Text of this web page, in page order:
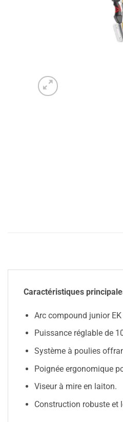
Caractéristiques
Arc compound junior
Puissance réglable de
Système à poulies
Poignée ergonomique
Viseur à mire en laiton.
Construction robuste et